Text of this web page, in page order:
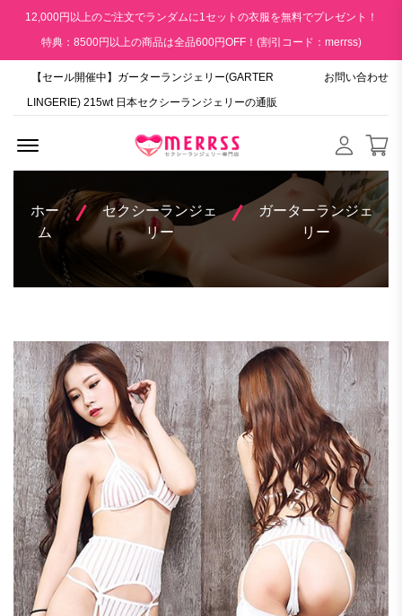
12,000円以上のご注文でランダムに1セットの衣服を無料でプレゼント！
特典：8500円以上の商品は全品600円OFF！(割引コード：merrss)
【セール開催中】ガーターランジェリー(GARTER
LINGERIE) 215wt 日本セクシーランジェリーの通販
お問い合わせ
ホー
ム
セクシーランジェ
リー
ガーターランジェ
リー